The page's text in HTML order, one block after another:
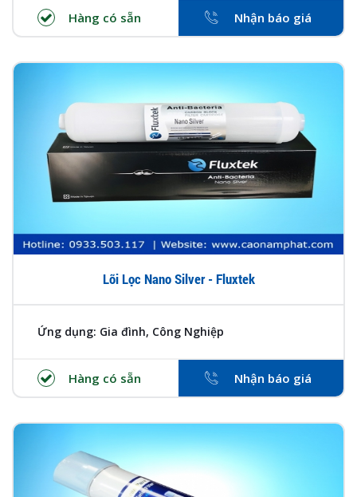
Hàng có sẵn Nhận báo giá
Lõi Lọc Nano Silver - Fluxtek
Ứng dụng: Gia đình, Công Nghiệp
Hàng có sẵn Nhận báo giá